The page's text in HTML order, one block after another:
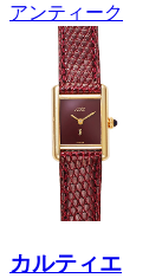
アンティーク
カルティエ